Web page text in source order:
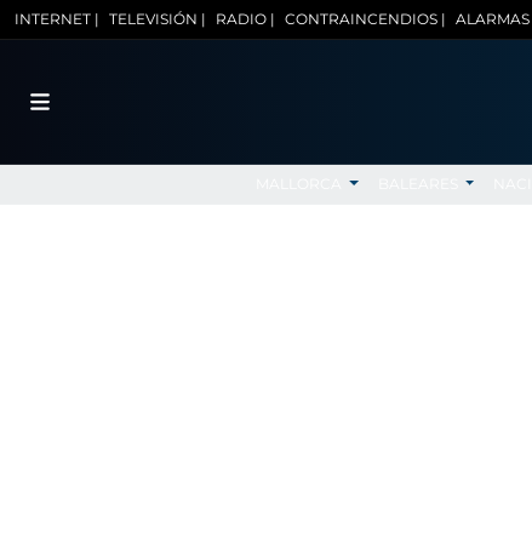
INTERNET | TELEVISIÓN | RADIO | CONTRAINCENDIOS | ALARMAS